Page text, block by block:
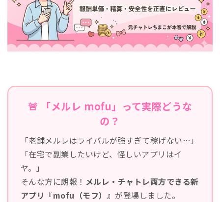
🚨 「メルレ mofu」って実際どうな
の？
「老舗メルレはライバルが強すぎて稼げない…」
「在宅で副業したいけど、怪しいアプリはイ
ヤ。」
そんな方に朗報！ メルレ・チャトレ両方できる新
アプリ『mofu（モフ）』が登場しました。